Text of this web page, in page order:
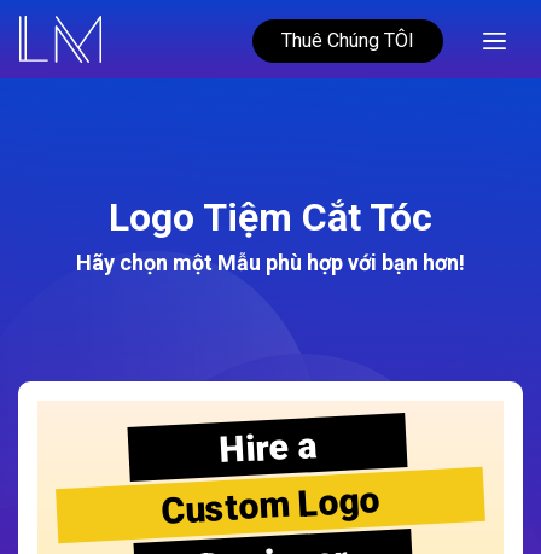
Thuê Chúng TÔI
Logo Tiệm Cắt Tóc
Hãy chọn một Mẫu phù hợp với bạn hơn!
Hire a
Custom Logo